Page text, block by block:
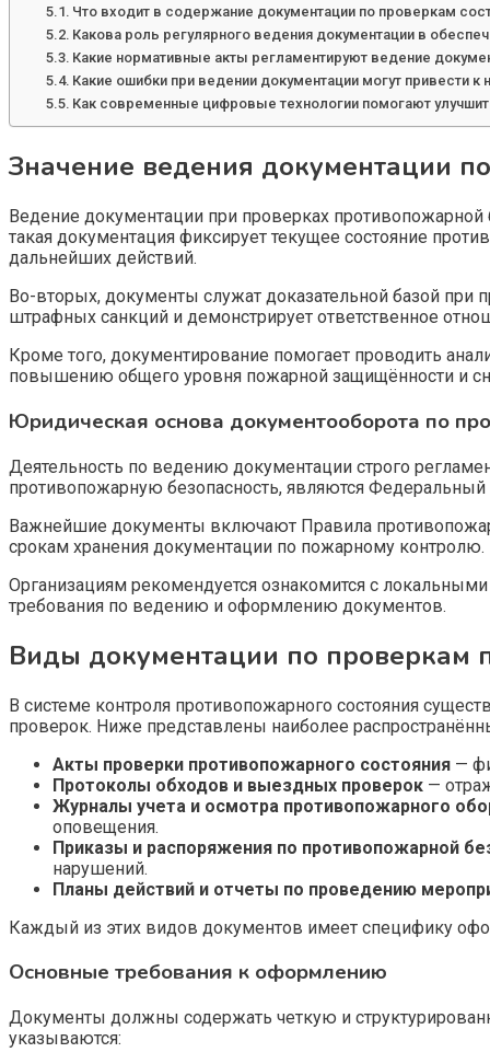
Что входит в содержание документации по проверкам
Какова роль регулярного ведения документации в
Какие нормативные акты регламентируют ведение
Какие ошибки при ведении документации могут привести
Как современные цифровые технологии помогают
Значение ведения документации
Ведение документации при проверках
такая документация фиксирует текущее состояние
дальнейших действий.
Во-вторых, документы служат доказательной базой при
штрафных санкций и демонстрирует ответственное
Кроме того, документирование помогает проводить
повышению общего уровня пожарной защищённости и
Юридическая основа документооборота по
Деятельность по ведению документации строго
противопожарную безопасность, являются
Важнейшие документы включают Правила
срокам хранения документации по пожарному контролю.
Организациям рекомендуется ознакомится с
требования по ведению и оформлению документов.
Виды документации по проверкам
В системе контроля противопожарного состояния
проверок. Ниже представлены наиболее
Акты проверки противопожарного состояния —
Протоколы обходов и выездных проверок —
Журналы учета и осмотра противопожарного
оповещения.
Приказы и распоряжения по противопожарной
нарушений.
Планы действий и отчеты по проведению
Каждый из этих видов документов имеет специфику
Основные требования к оформлению
Документы должны содержать четкую и
указываются: